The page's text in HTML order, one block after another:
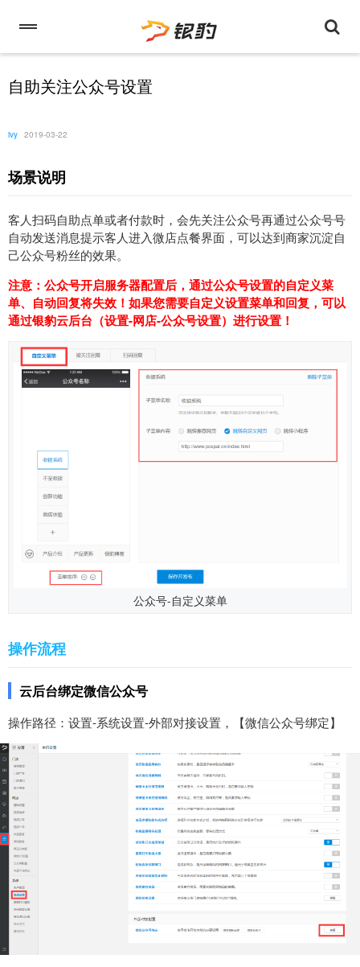
自助关注公众号设置
ivy 2019-03-22
场景说明
客人扫码自助点单或者付款时，会先关注公众号再通过公众号号
自动发送消息提示客人进入微店点餐界面，可以达到商家沉淀自
己公众号粉丝的效果。
注意： 公众号开启服务器配置后，通过公众号设置的自定义菜
单、自动回复将失效！如果您需要自定义设置菜单和回复，可以
通过银豹云后台（设置-网店-公众号设置）进行设置！
公众号-自定义菜单
操作流程
云后台绑定微信公众号
操作路径：设置-系统设置-外部对接设置，【微信公众号绑定】